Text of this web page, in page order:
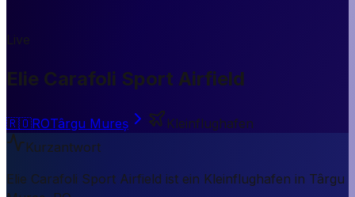
Live
Elie Carafoli Sport Airfield
🇷🇴ROTârgu Mureș
Kleinflughafen
Kurzantwort
Elie Carafoli Sport Airfield ist ein Kleinflughafen in Târgu